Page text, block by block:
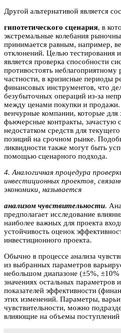
Другой альтернативой является
гипотетического сценария, в
экстремальные колебания
принимается равным, например,
отклонений. Целью тестирования
является проверка способности
противостоять
частности, в кризисные периоды
финансовых инструментов, что
безубыточных операций из-за
между ценами покупки и
венчурные компании, которые
фьючерсные контракты, зачастую
недостатком средств для
позиций на срочном рынке.
ликвидности также могут быть
помощью сценарного подхода.
4. Аналогичная процедура
инвестиционных проектов,
экономики, называется
анализом чувствительности.
предполагает исследование
наиболее важных для проекта
устойчивость оценок
инвестиционного проекта.
Обычно в процессе анализа
из выбранных параметров
небольшом диапазоне (±5%,
значениях остальных параметров
показателей эффективности
этих изменений. Параметры,
чувствительности, можно
влияющие на объемы